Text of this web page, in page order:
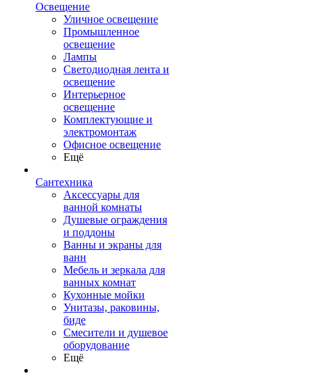
Освещение
Уличное освещение
Промышленное
освещение
Лампы
Светодиодная лента и
освещение
Интерьерное
освещение
Комплектующие и
электромонтаж
Офисное освещение
Ещё
Сантехника
Аксессуары для
ванной комнаты
Душевые ограждения
и поддоны
Ванны и экраны для
ванн
Мебель и зеркала для
ванных комнат
Кухонные мойки
Унитазы, раковины,
биде
Смесители и душевое
оборудование
Ещё